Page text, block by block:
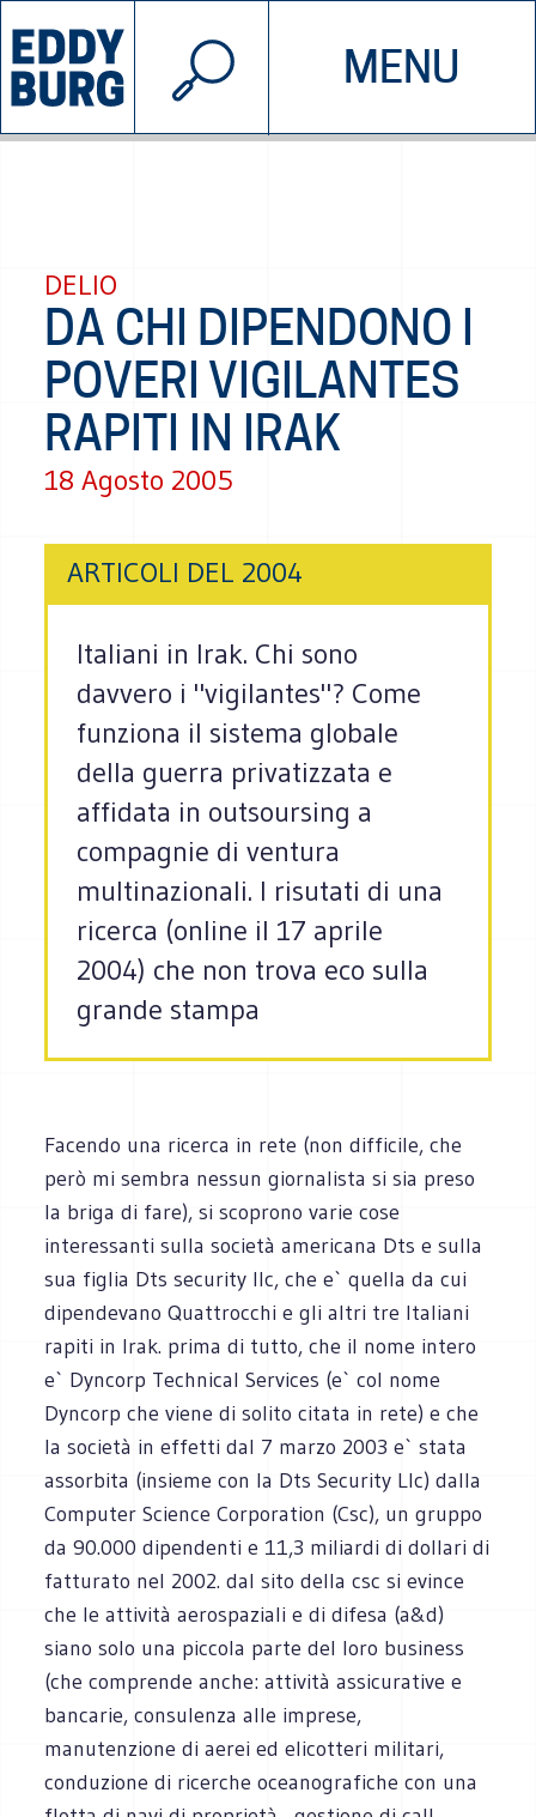
MENU
INIZIATIVE CHI SIAMO
© 2026 EDDYBURG
DELIO
DA CHI DIPENDONO I
POVERI VIGILANTES
RAPITI IN IRAK
18 Agosto 2005
ARTICOLI DEL 2004
Italiani in Irak. Chi sono
davvero i "vigilantes"? Come
funziona il sistema globale
della guerra privatizzata e
affidata in outsoursing a
compagnie di ventura
multinazionali. I risutati di una
ricerca (online il 17 aprile
2004) che non trova eco sulla
grande stampa
Facendo una ricerca in rete (non difficile, che
però mi sembra nessun giornalista si sia preso
la briga di fare), si scoprono varie cose
interessanti sulla società americana Dts e sulla
sua figlia Dts security llc, che e` quella da cui
dipendevano Quattrocchi e gli altri tre Italiani
rapiti in Irak. prima di tutto, che il nome intero
e` Dyncorp Technical Services (e` col nome
Dyncorp che viene di solito citata in rete) e che
la società in effetti dal 7 marzo 2003 e` stata
assorbita (insieme con la Dts Security Llc) dalla
Computer Science Corporation (Csc), un gruppo
da 90.000 dipendenti e 11,3 miliardi di dollari di
fatturato nel 2002. dal sito della csc si evince
che le attività aerospaziali e di difesa (a&d)
siano solo una piccola parte del loro business
(che comprende anche: attività assicurative e
bancarie, consulenza alle imprese,
manutenzione di aerei ed elicotteri militari,
conduzione di ricerche oceanografiche con una